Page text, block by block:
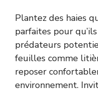
Plantez des haies
parfaites pour
prédateurs
feuilles comme
reposer
environnement.